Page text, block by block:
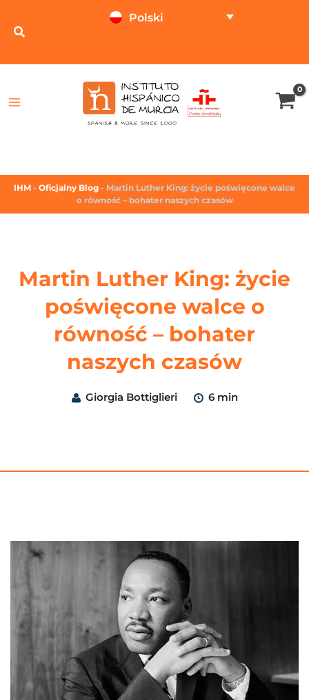
Polski
IHM - Oficjalny Blog - Martin Luther King: życie poświęcone walce
o równość – bohater naszych czasów
Martin Luther King: życie
poświęcone walce o
równość – bohater
naszych czasów
Giorgia Bottiglieri 6 min